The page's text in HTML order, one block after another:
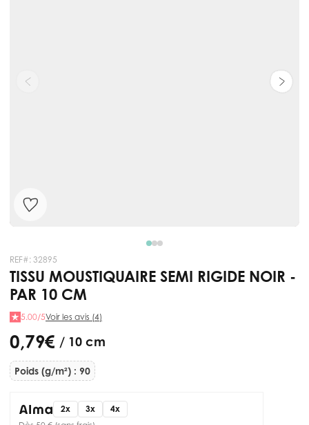
REF#: 32895
TISSU MOUSTIQUAIRE SEMI RIGIDE NOIR -
PAR 10 CM
5.00/5Voir les avis (4)
0,79 € / 10 cm
Poids (g/m²) : 90
2x 3x
4x